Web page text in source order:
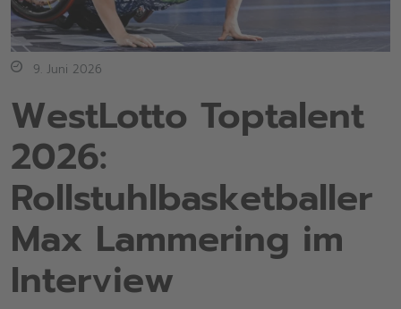
9. Juni 2026
WestLotto Toptalent
2026:
Rollstuhlbasketballer
Max Lammering im
Interview